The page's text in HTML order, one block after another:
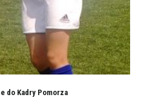
do Kadry Pomorza